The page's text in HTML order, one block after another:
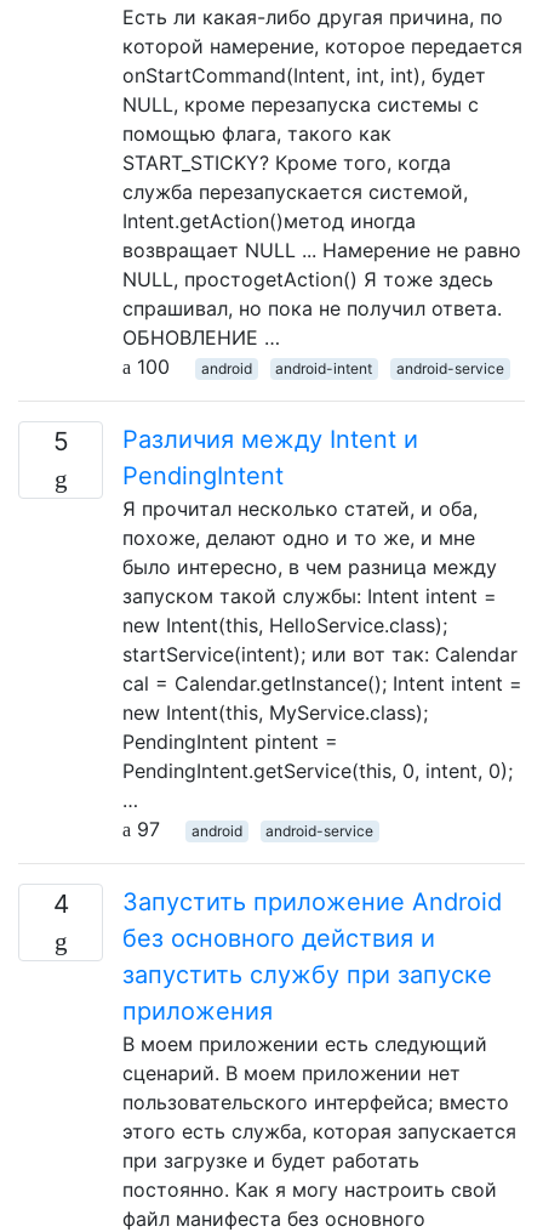
Есть ли какая-либо другая причина, по
которой намерение, которое передается
onStartCommand(Intent, int, int), будет
NULL, кроме перезапуска системы с
помощью флага, такого как
START_STICKY? Кроме того, когда
служба перезапускается системой,
Intent.getAction()метод иногда
возвращает NULL ... Намерение не равно
NULL, простоgetAction() Я тоже здесь
спрашивал, но пока не получил ответа.
ОБНОВЛЕНИЕ …
100
android android-intent android-service
5
Различия между Intent и
PendingIntent
Я прочитал несколько статей, и оба,
похоже, делают одно и то же, и мне
было интересно, в чем разница между
запуском такой службы: Intent intent =
new Intent(this, HelloService.class);
startService(intent); или вот так: Calendar
cal = Calendar.getInstance(); Intent intent =
new Intent(this, MyService.class);
PendingIntent pintent =
PendingIntent.getService(this, 0, intent, 0);
…
97
android android-service
4
Запустить приложение Android
без основного действия и
запустить службу при запуске
приложения
В моем приложении есть следующий
сценарий. В моем приложении нет
пользовательского интерфейса; вместо
этого есть служба, которая запускается
при загрузке и будет работать
постоянно. Как я могу настроить свой
файл манифеста без основного